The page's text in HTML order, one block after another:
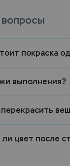
покраска
выполнения?
цвет после